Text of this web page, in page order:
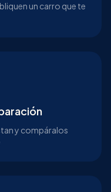
un carro que te
y compáralos